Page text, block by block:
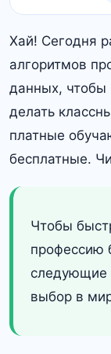
Хай! Сегодня
алгоритмов
данных, чтобы
делать
платные
бесплатные.
Чтобы
профессию
следующие
выбор в